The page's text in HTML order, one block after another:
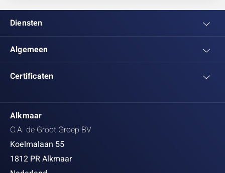
Alkmaar
C.A. de Groot Groep BV
Koelmalaan 55
1812 PR Alkmaar
Diensten
Algemeen
Certificaten